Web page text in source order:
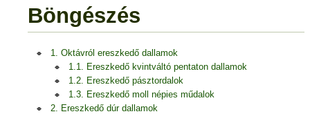
Böngészés
1. Oktávról ereszkedő dallamok
1.1. Ereszkedő kvintváltó pentaton dallamok
1.2. Ereszkedő pásztordalok
1.3. Ereszkedő moll népies műdalok
2. Ereszkedő dúr dallamok